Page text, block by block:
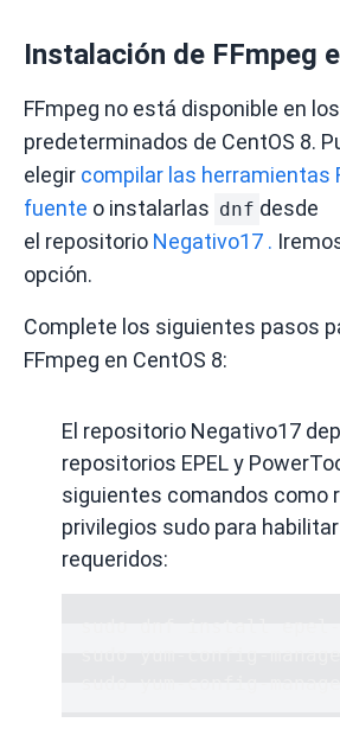
Instalación de FFmpeg
FFmpeg no está disponible en
predeterminados de CentOS 8.
elegir compilar las herramientas
fuente o instalarlas dnf desde
el repositorio Negativo17 .
opción.
Complete los siguientes pasos
FFmpeg en CentOS 8:
El repositorio Negativo17
repositorios EPELy
siguientes comandos como
privilegios sudopara
requeridos: